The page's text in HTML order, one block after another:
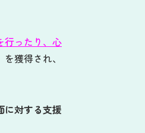
行ったり、心
を獲得され、
に対する支援